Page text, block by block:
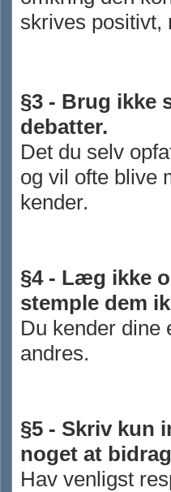
skrives positivt,
§3 - Brug ikke
debatter.
Det du selv
og vil ofte blive
kender.
§4 - Læg ikke
stemple dem
Du kender dine
andres.
§5 - Skriv kun
noget at
Hav venligst